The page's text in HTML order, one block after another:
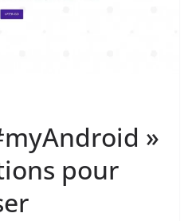
»
pour